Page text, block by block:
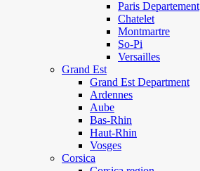
Paris Departement
Chatelet
Montmartre
So-Pi
Versailles
Grand Est
Grand Est Department
Ardennes
Aube
Bas-Rhin
Haut-Rhin
Vosges
Corsica